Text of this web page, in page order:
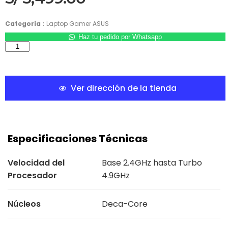
Categoría : Laptop Gamer ASUS
Haz tu pedido por Whatsapp
Ver dirección de la tienda
Especificaciones Técnicas
Velocidad del
Procesador
Base 2.4GHz hasta Turbo
4.9GHz
Núcleos Deca-Core